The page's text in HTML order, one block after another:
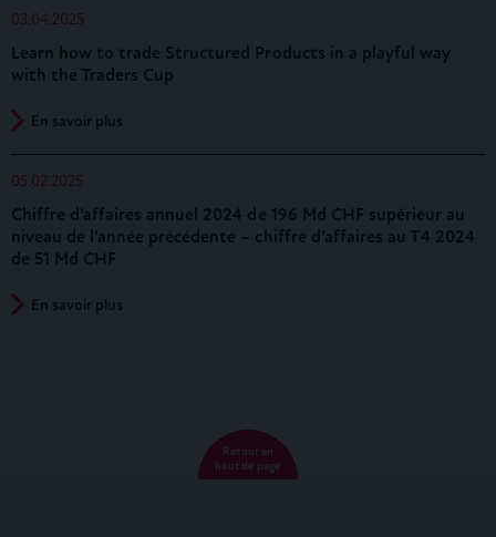
03.04.2025
Learn how to trade Structured Products in a playful way
with the Traders Cup
En savoir plus
05.02.2025
Chiffre d’affaires annuel 2024 de 196 Md CHF supérieur au
niveau de l’année précédente – chiffre d’affaires au T4 2024
de 51 Md CHF
En savoir plus
Retour en
haut de page